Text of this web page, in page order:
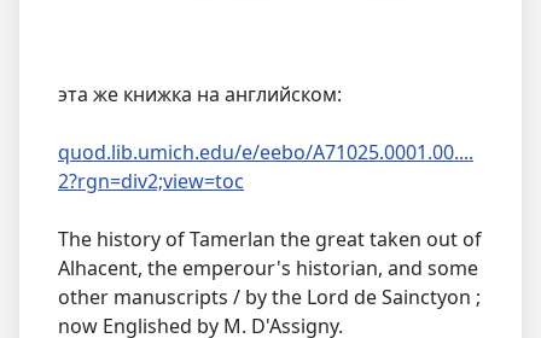
эта же книжка на английском:
quod.lib.umich.edu/e/eebo/A71025.0001.00....
2?rgn=div2;view=toc
The history of Tamerlan the great taken out of
Alhacent, the emperour's historian, and some
other manuscripts / by the Lord de Sainctyon ;
now Englished by M. D'Assigny.